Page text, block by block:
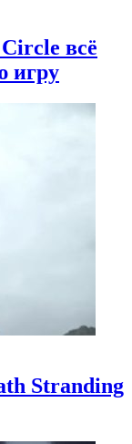
всё
игру
Stranding